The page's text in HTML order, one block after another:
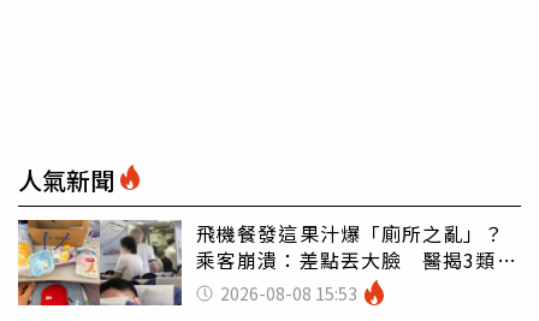
人氣新聞
飛機餐發這果汁爆「廁所之亂」？
乘客崩潰：差點丟大臉 醫揭3類人
別亂喝
2026-08-08 15:53